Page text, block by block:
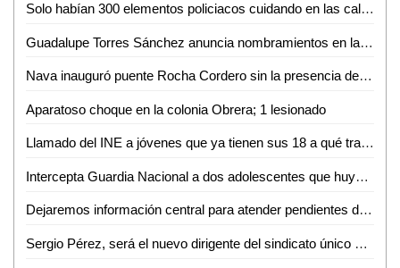
Solo habían 300 elementos policiacos cuidando en las calles: RGC
Guadalupe Torres Sánchez anuncia nombramientos en la Secretaría General de Gobierno
Nava inauguró puente Rocha Cordero sin la presencia del Gobernador del Estado ni de los regidores panistas
Aparatoso choque en la colonia Obrera; 1 lesionado
Llamado del INE a jóvenes que ya tienen sus 18 a qué tramiten credencial de elector
Intercepta Guardia Nacional a dos adolescentes que huyeron de su domicilio tras ser ‘enganchadas’ en una red social
Dejaremos información central para atender pendientes del ayuntamiento de SLP: Verónica Rodríguez
Sergio Pérez, será el nuevo dirigente del sindicato único de trabajadores del ayuntamiento